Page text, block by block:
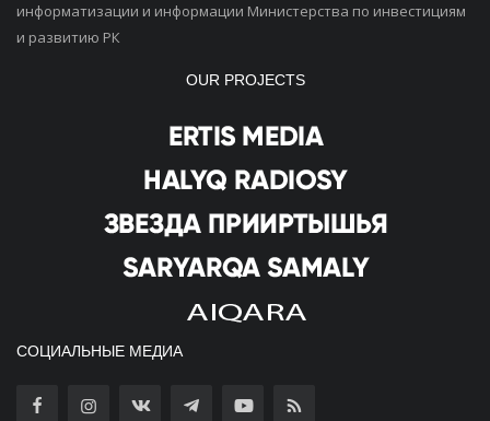
информатизации и информации Министерства по инвестициям
и развитию РК
OUR PROJECTS
СОЦИАЛЬНЫЕ МЕДИА